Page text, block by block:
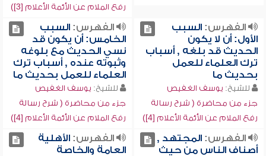
رفع الملام عن الأئمة الأعلام [3])
الفهرس:السبب
الأول: أن لا يكون
الحديث قد بلغه , أسباب
ترك العلماء للعمل
بحديث ما
للشيخ: يوسف الغفيص
جزء من محاضرة ( شرح رسالة
رفع الملام عن الأئمة الأعلام [4])
الفهرس:السبب
الخامس: أن يكون قد
نسي الحديث مع بلوغه
وثبوته عنده , أسباب ترك
العلماء للعمل بحديث ما
للشيخ: يوسف الغفيص
جزء من محاضرة ( شرح رسالة
رفع الملام عن الأئمة الأعلام [4])
الفهرس:المجتهد ,
أصناف الناس من حيث
الفهرس:الأهلية
العامة والخاصة